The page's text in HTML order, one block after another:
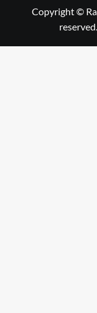
Copyright ©
reserved.